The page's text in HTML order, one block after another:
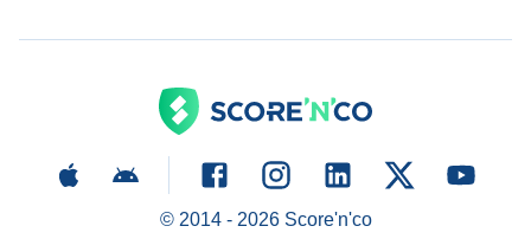
© 2014 - 2026Score'n'co